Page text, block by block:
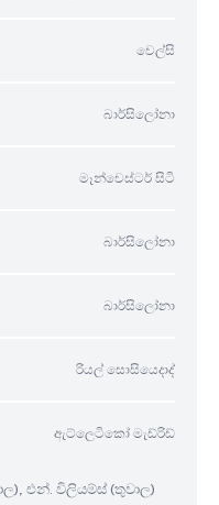
චෙල්සි
බාර්සිලෝනා
මෑන්චෙස්ටර් සිටි
බාර්සිලෝනා
බාර්සිලෝනා
රියල් සොසියෙදාද්
ඇට්ලෙටිකෝ මැඩ්රිඩ්
එන්. විලියම්ස් (තුවාල)